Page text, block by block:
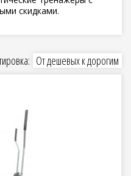
скидками.
От дешевых к дорогим